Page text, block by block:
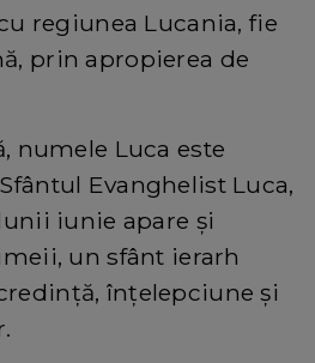
regiunea Lucania, fie
prin apropierea de
numele Luca este
Evanghelist Luca,
iunie apare și
un sfânt ierarh
înțelepciune și